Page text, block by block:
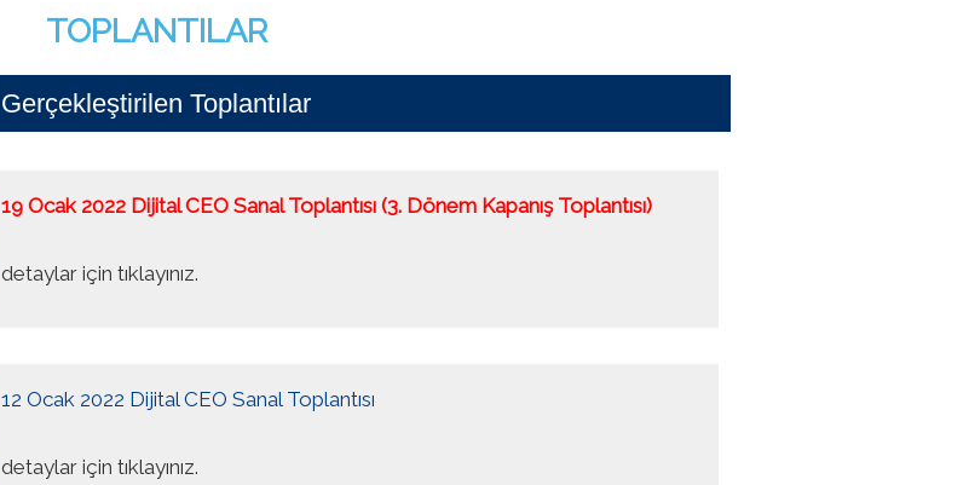
TOPLANTILAR
Gerçekleştirilen Toplantılar
19 Ocak 2022 Dijital CEO Sanal Toplantısı (3. Dönem Kapanış Toplantısı)
detaylar için tıklayınız.
12 Ocak 2022 Dijital CEO Sanal Toplantısı
detaylar için tıklayınız.